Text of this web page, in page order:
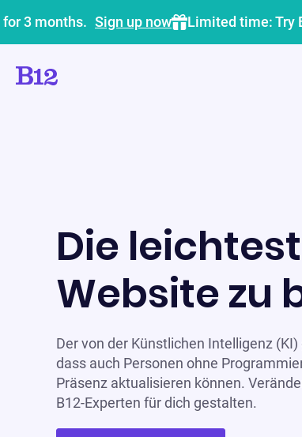
3 months. Sign up now Limited time: Try
Die
Website zu
Der von der Künstlichen Intelligenz
dass auch Personen ohne
Präsenz aktualisieren können.
B12-Experten für dich gestalten.